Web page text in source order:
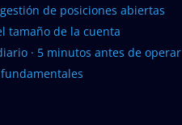
de posiciones abiertas
tamaño de la cuenta
· 5 minutos antes de operar